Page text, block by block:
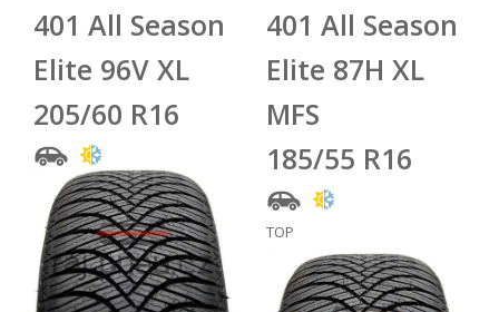
401 All Season
Elite 96V XL
205/60 R16
401 All Season
Elite 87H XL
MFS
185/55 R16
TOP